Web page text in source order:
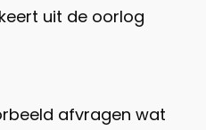
uit de oorlog
afvragen wat